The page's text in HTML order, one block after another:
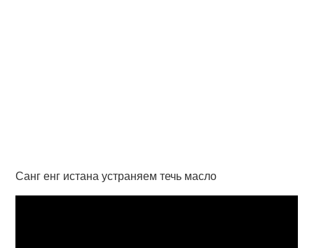
Санг енг истана устраняем течь масло